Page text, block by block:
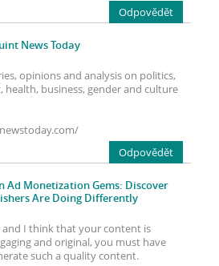
Odpovědět
News Today
opinions and analysis on politics,
business, gender and culture
Odpovědět
Ad Monetization Gems: Discover
Are Doing Differently
and I think that your content is
and original, you must have
such a quality content.